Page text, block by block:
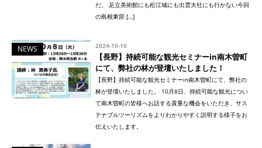
だ。 足立美術館にも松江城にも出雲大社にも行かない今回
の島根東部 […]
NEWS 2024-10-10
【長野】持続可能な観光セミナーin南木曽町
にて、弊社の林が登壇いたしました！
【長野】持続可能な観光セミナーin南木曽町にて、弊社の
林が登壇いたしました。 10月8日、持続可能な観光につい
て南木曽町の皆様へお話する貴重な機会をいただき、サス
テナブルツーリズムをよりわかりやすく説明する様子をお
伝えいたします。